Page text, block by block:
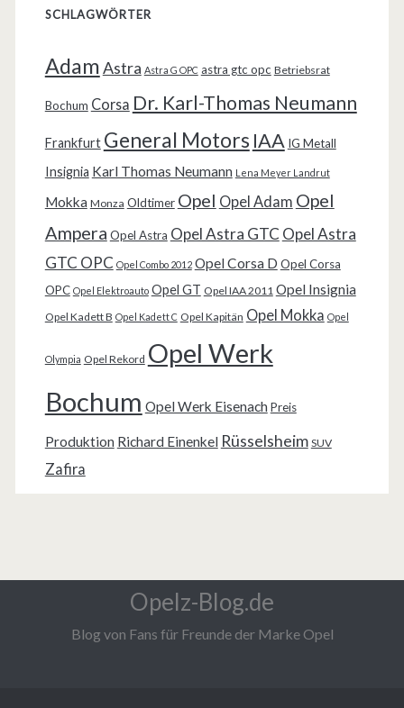
SCHLAGWÖRTER
AdamAstra Astra G OPC astra gtc opc Betriebsrat
Bochum Corsa Dr. Karl-Thomas Neumann
Frankfurt General Motors IAA IG Metall
Insignia Karl Thomas Neumann Lena Meyer Landrut
Mokka Monza Oldtimer Opel Opel Adam Opel
Ampera Opel Astra Opel Astra GTC Opel Astra
GTC OPC Opel Combo 2012 Opel Corsa D Opel Corsa
OPC Opel Elektroauto Opel GT Opel IAA 2011 Opel Insignia
Opel Kadett B Opel Kadett C Opel Kapitän Opel Mokka Opel
Olympia Opel Rekord Opel Werk
Bochum Opel Werk Eisenach Preis
Produktion Richard Einenkel Rüsselsheim SUV
Zafira
Opelz-Blog.de
Blog von Fans für Freunde der Marke Opel